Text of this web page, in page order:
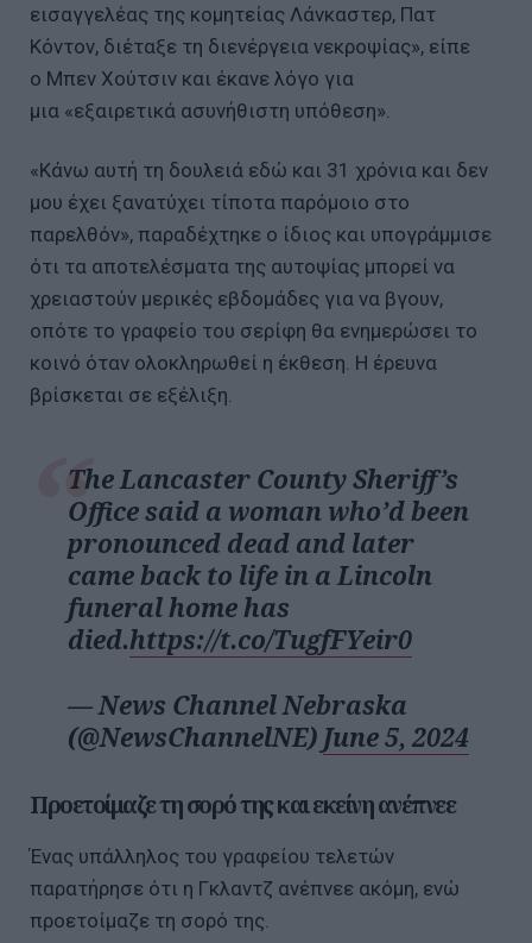
εισαγγελέας της κομητείας Λάνκαστερ, Πατ
Κόντον, διέταξε τη διενέργεια νεκροψίας», είπε
ο Μπεν Χούτσιν και έκανε λόγο για
μια «εξαιρετικά ασυνήθιστη υπόθεση».
«Κάνω αυτή τη δουλειά εδώ και 31 χρόνια και δεν
μου έχει ξανατύχει τίποτα παρόμοιο στο
παρελθόν», παραδέχτηκε ο ίδιος και υπογράμμισε
ότι τα αποτελέσματα της αυτοψίας μπορεί να
χρειαστούν μερικές εβδομάδες για να βγουν,
οπότε το γραφείο του σερίφη θα ενημερώσει το
κοινό όταν ολοκληρωθεί η έκθεση. Η έρευνα
βρίσκεται σε εξέλιξη.
The Lancaster County Sheriff’s
Office said a woman who’d been
pronounced dead and later
came back to life in a Lincoln
funeral home has
died.https://t.co/TugfFYeir0
— News Channel Nebraska
(@NewsChannelNE) June 5, 2024
Προετοίμαζε τη σορό της και εκείνη ανέπνεε
Ένας υπάλληλος του γραφείου τελετών
παρατήρησε ότι η Γκλαντζ ανέπνεε ακόμη, ενώ
προετοίμαζε τη σορό της.